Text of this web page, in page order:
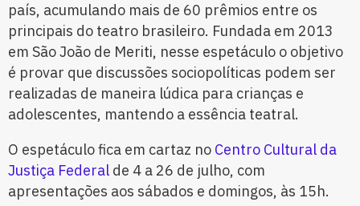
país, acumulando mais de 60 prêmios entre os
principais do teatro brasileiro. Fundada em 2013
em São João de Meriti, nesse espetáculo o objetivo
é provar que discussões sociopolíticas podem ser
realizadas de maneira lúdica para crianças e
adolescentes, mantendo a essência teatral.
O espetáculo fica em cartaz no Centro Cultural da
Justiça Federal de 4 a 26 de julho, com
apresentações aos sábados e domingos, às 15h.